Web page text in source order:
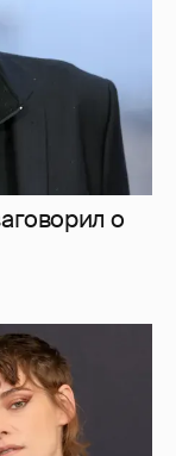
обсуждают